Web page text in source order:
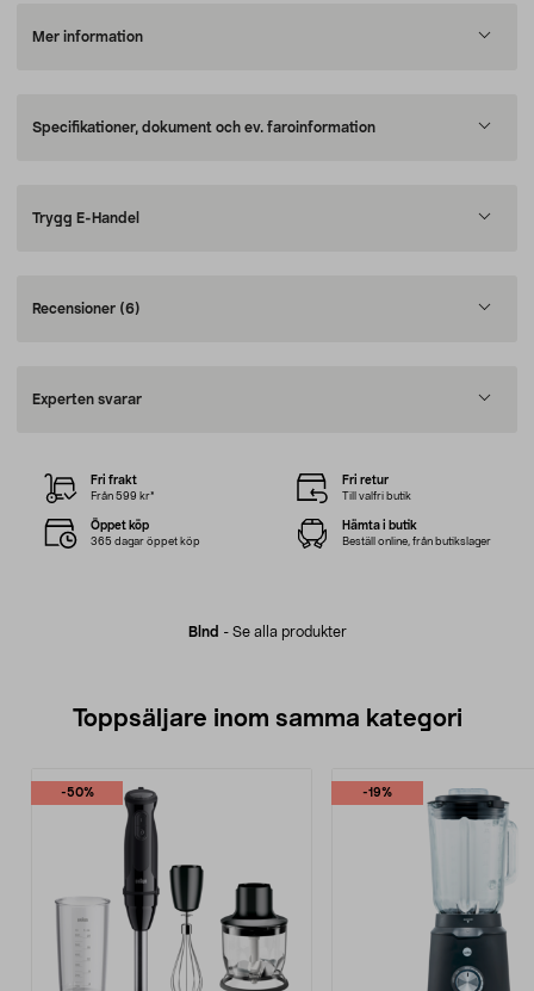
Mer information
Specifikationer, dokument och ev. faroinformation
Trygg E-Handel
Recensioner (6)
Experten svarar
Blnd - Se alla produkter
Fri frakt
Från 599 kr*
Fri retur
Till valfri butik
Öppet köp
365 dagar öppet köp
Hämta i butik
Beställ online, från butikslager
Toppsäljare inom samma kategori
-50% -19%